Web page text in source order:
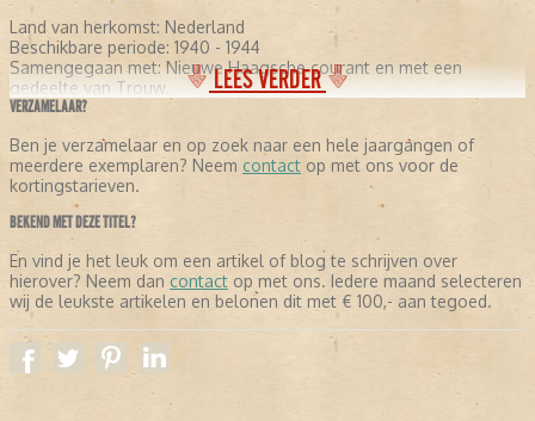
Land van herkomst: Nederland
Beschikbare periode: 1940 - 1944
Samengegaan met: Nieuwe Haagsche courant en met een
gedeelte van Trouw.
LEES VERDER
VERZAMELAAR?
Ben je verzamelaar en op zoek naar een hele jaargangen of
meerdere exemplaren? Neem contact op met ons voor de
kortingstarieven.
BEKEND MET DEZE TITEL?
En vind je het leuk om een artikel of blog te schrijven over
hierover? Neem dan contact op met ons. Iedere maand selecteren
wij de leukste artikelen en belonen dit met € 100,- aan tegoed.